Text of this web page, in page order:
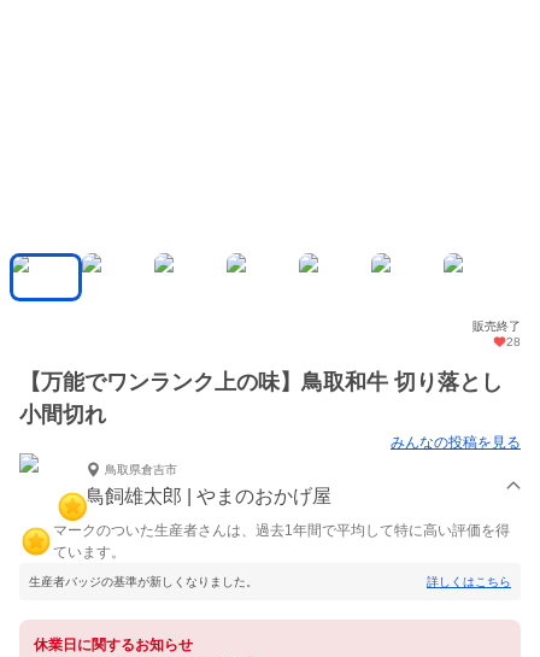
販売終了
28
【万能でワンランク上の味】鳥取和牛 切り落とし
小間切れ
みんなの投稿を見る
鳥取県倉吉市
鳥飼雄太郎 | やまのおかげ屋
マークのついた生産者さんは、過去1年間で平均して特に高い評価を得
ています。
生産者バッジの基準が新しくなりました。 詳しくはこちら
休業日に関するお知らせ